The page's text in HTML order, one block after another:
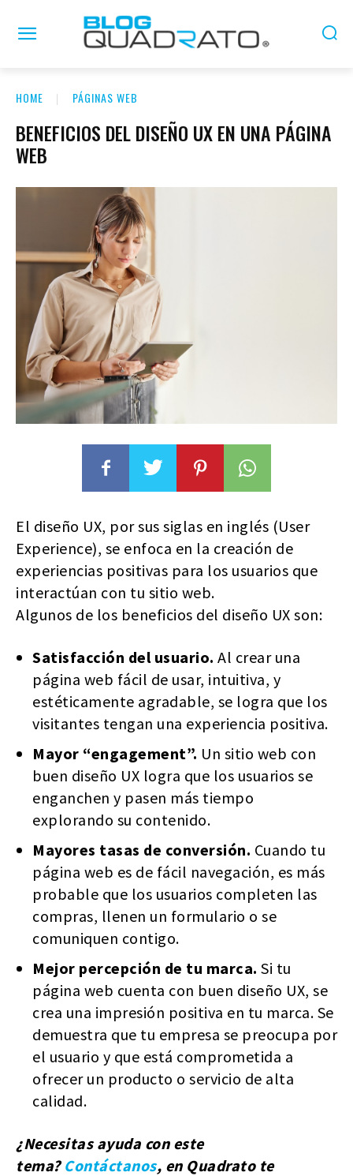
HOME PÁGINAS WEB
BENEFICIOS DEL DISEÑO UX EN UNA PÁGINA
WEB
El diseño UX, por sus siglas en inglés (User
Experience), se enfoca en la creación de
experiencias positivas para los usuarios que
interactúan con tu sitio web.
Algunos de los beneficios del diseño UX son:
Satisfacción del usuario. Al crear una
página web fácil de usar, intuitiva, y
estéticamente agradable, se logra que los
visitantes tengan una experiencia positiva.
Mayor “engagement”. Un sitio web con
buen diseño UX logra que los usuarios se
enganchen y pasen más tiempo
explorando su contenido.
Mayores tasas de conversión. Cuando tu
página web es de fácil navegación, es más
probable que los usuarios completen las
compras, llenen un formulario o se
comuniquen contigo.
Mejor percepción de tu marca. Si tu
página web cuenta con buen diseño UX, se
crea una impresión positiva en tu marca. Se
demuestra que tu empresa se preocupa por
el usuario y que está comprometida a
ofrecer un producto o servicio de alta
calidad.
¿Necesitas ayuda con este
tema? Contáctanos, en Quadrato te